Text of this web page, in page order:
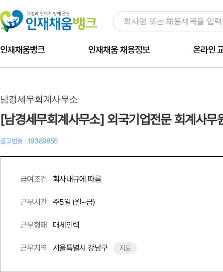
인재채움뱅크 인재채움 채용정보 온라인
남경세무회계사무소
[남경세무회계사무소] 외국기업전문 회계사무
공고번호 : 19389855
급여조건 회사내규에 따름
근무시간 주5일 (월~금)
근무형태 대체인력
근무지역 서울특별시 강남구 지도